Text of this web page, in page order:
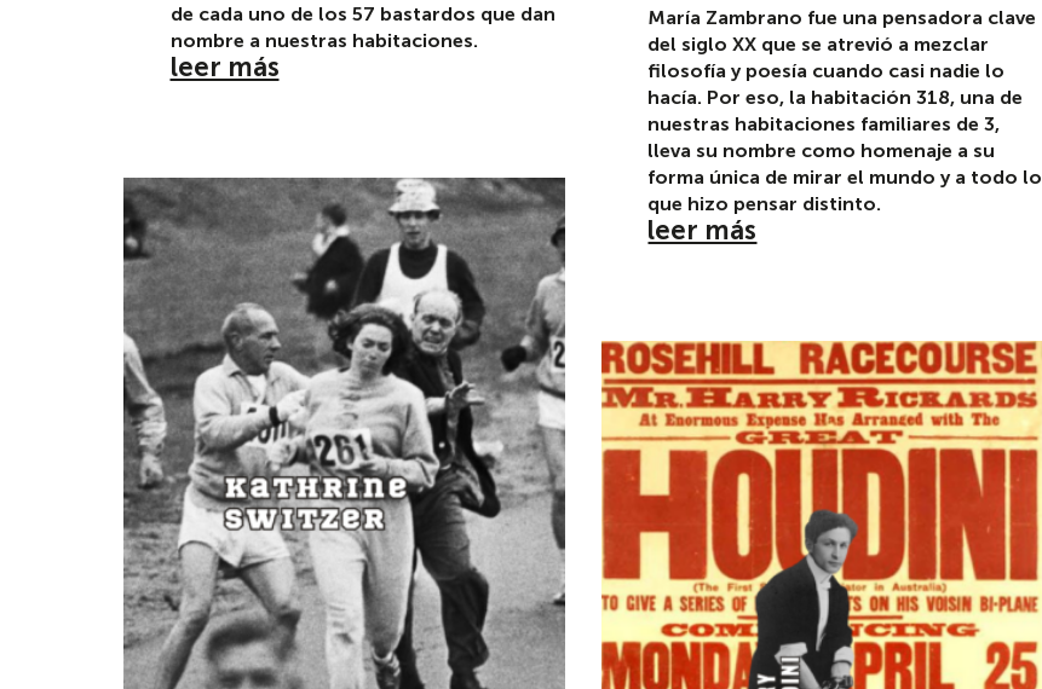
de cada uno de los 57 bastardos que dan
nombre a nuestras habitaciones.
leer más
María Zambrano fue una pensadora clave
del siglo XX que se atrevió a mezclar
filosofía y poesía cuando casi nadie lo
hacía. Por eso, la habitación 318, una de
nuestras habitaciones familiares de 3,
lleva su nombre como homenaje a su
forma única de mirar el mundo y a todo lo
que hizo pensar distinto.
leer más